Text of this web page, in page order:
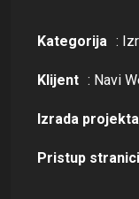
Kategorija :
Klijent : Navi
Izrada projekta
Pristup stranici